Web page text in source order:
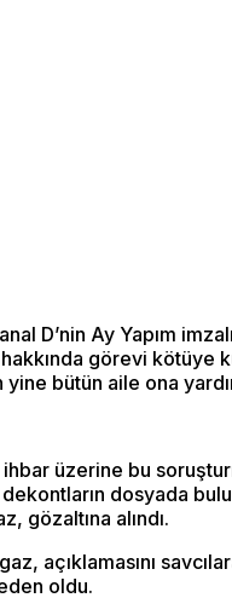
D’nin Ay Yapım
görevi kötüye
bütün aile ona
üzerine bu
dosyada
gözaltına alındı.
açıklamasını
oldu.